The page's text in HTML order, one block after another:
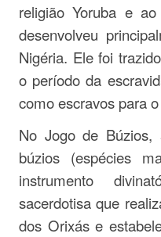
religião Yoruba e
desenvolveu
Nigéria. Ele foi
o período da
como escravos para
No Jogo de Búzios,
búzios (espécies
instrumento
sacerdotisa que
dos Orixás e